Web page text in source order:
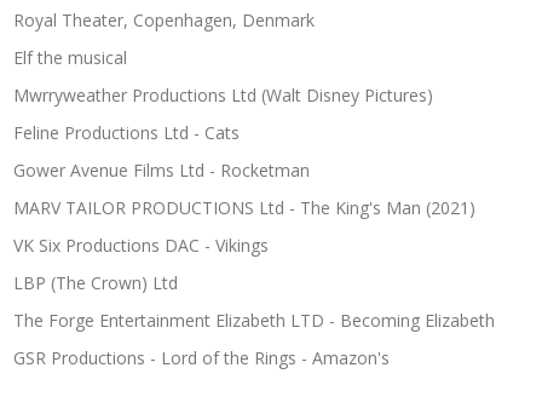
Royal Theater, Copenhagen, Denmark
Elf the musical
Mwrryweather Productions Ltd (Walt Disney Pictures)
Feline Productions Ltd - Cats
Gower Avenue Films Ltd - Rocketman
MARV TAILOR PRODUCTIONS Ltd - The King's Man (2021)
VK Six Productions DAC - Vikings
LBP (The Crown) Ltd
The Forge Entertainment Elizabeth LTD - Becoming Elizabeth
GSR Productions - Lord of the Rings - Amazon's